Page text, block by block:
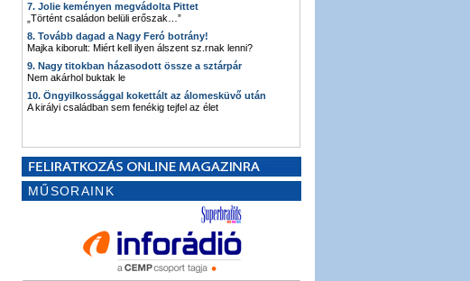
7. Jolie keményen megvádolta Pittet
„Történt családon belüli erőszak…”
8. Tovább dagad a Nagy Feró botrány!
Majka kiborult: Miért kell ilyen álszent sz.rnak lenni?
9. Nagy titokban házasodott össze a sztárpár
Nem akárhol buktak le
10. Öngyilkossággal kokettált az álomesküvő után
A királyi családban sem fenékig tejfel az élet
MŰSORAINK